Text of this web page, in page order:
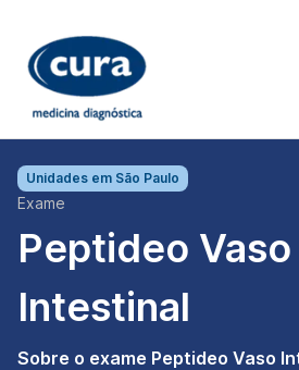
Unidades em São Paulo
Exame
Peptideo Vaso
Intestinal
Sobre o exame Peptideo Vaso